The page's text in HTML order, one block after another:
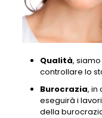
Qualità,
controllare lo
Burocrazia, in
eseguirà i
della